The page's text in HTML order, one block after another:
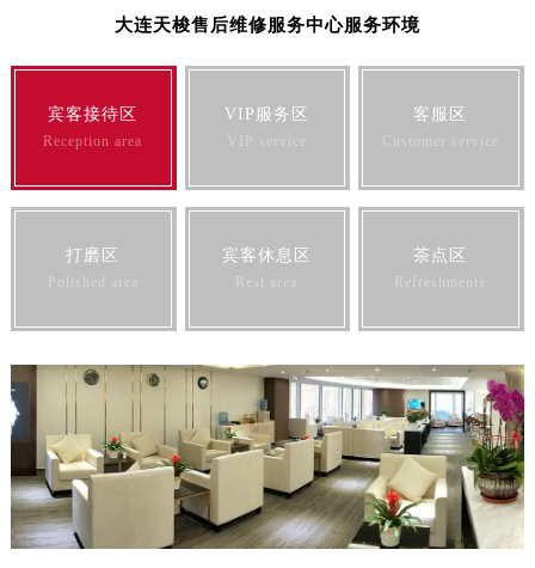
江苏省宿迁市宿城区西湖路天梭售后服务中心（需提前预约）
江苏省扬州市邗江区国展路29号星耀天地写字楼1号楼18层1803室天梭售后服务中心（需提前预约）
江西省抚州市临川区赣东大道天梭售后服务中心（需提前预约）
江西省赣州市章贡区文清路天梭售后服务中心（需提前预约）
江西省吉安市吉州区井冈山大道天梭售后服务中心（需提前预约）
江西省南昌市红谷滩新区红谷中大道998号绿地双子塔（中央广场）A1座办公楼14层1407室天梭售后服务中心（需提前预约）
江西省萍乡市安源区萍安北大道与康庄路交叉口天梭售后服务中心（需提前预约）
江西省上饶市信州区滨江西路天梭售后服务中心（需提前预约）
江西省新余市渝水区北湖西路天梭售后服务中心（需提前预约）
江西省宜春市袁州区中山中路天梭售后服务中心（需提前预约）
江西省鹰潭市月湖区胜利东路天梭售后服务中心（需提前预约）
大连天梭售后维修服务中心服务环境
宾客接待区
Reception area
VIP服务区
VIP service
客服区
Customer service
打磨区
Polished area
宾客休息区
Rest area
茶点区
Refreshments